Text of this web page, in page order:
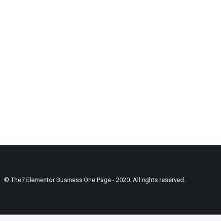
© The7 Elementor Business One Page - 2020. All rights reserved.